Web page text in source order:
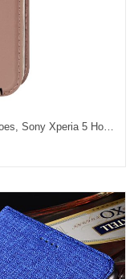
Sony Xperia 5 Hoesje Bescherming Dun Hoes, Sony Xperia 5 Hoesje Mobiele Telefoon Folio